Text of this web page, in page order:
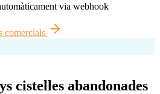
via webhook
comercials
cistelles abandonades